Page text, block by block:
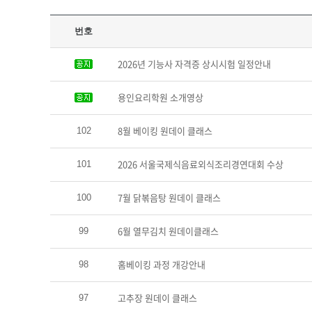
번호
2026년 기능사 자격증 상시시험 일정안내
용인요리학원 소개영상
102 8월 베이킹 원데이 클래스
101 2026 서울국제식음료외식조리경연대회 수상
100 7월 닭볶음탕 원데이 클래스
99 6월 열무김치 원데이클래스
98 홈베이킹 과정 개강안내
97 고추장 원데이 클래스